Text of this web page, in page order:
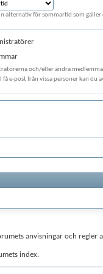
alternativ för sommartid som
och/eller andra
e-post från vissa personer kan du
anvisningar och
index.